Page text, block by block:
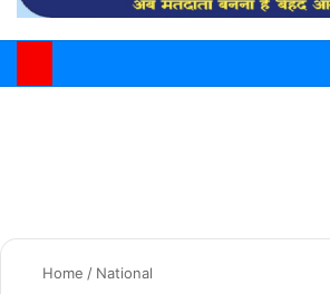
Home / National